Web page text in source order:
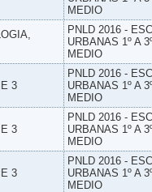
MEDIO
PNLD 2016 -
URBANAS 1º A
MEDIO
3
PNLD 2016 -
URBANAS 1º A
MEDIO
3
PNLD 2016 -
URBANAS 1º A
MEDIO
3
PNLD 2016 -
URBANAS 1º A
MEDIO